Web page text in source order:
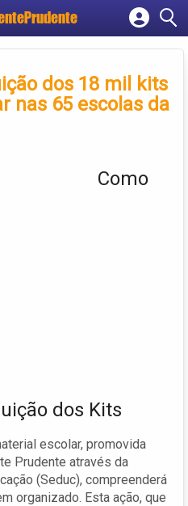
empresa
contados 18 mil kits
nas 65 escolas da
Como
dos Kits
escolar, promovida
Prudente através da
(Seduc), compreenderá
organizado. Esta ação, que